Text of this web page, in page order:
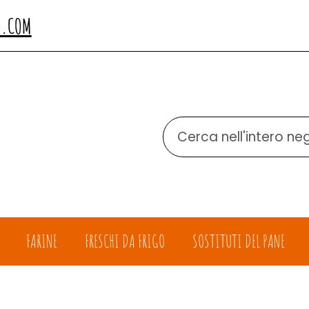
Cerca
Prodotto
FARINE FRESCHI DA FRIGO SOSTITUTI DEL PANE